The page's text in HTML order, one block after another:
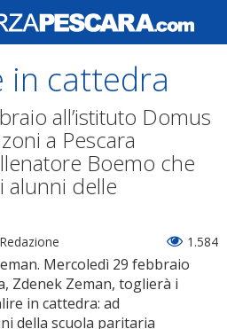
in cattedra
all’istituto Domus
a Pescara
Boemo che
alunni delle
1.584
Mercoledì 29 febbraio
Zdenek Zeman, toglierà i
in cattedra: ad
della scuola paritaria